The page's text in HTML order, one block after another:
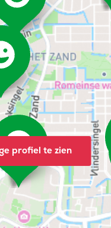
profiel te zien